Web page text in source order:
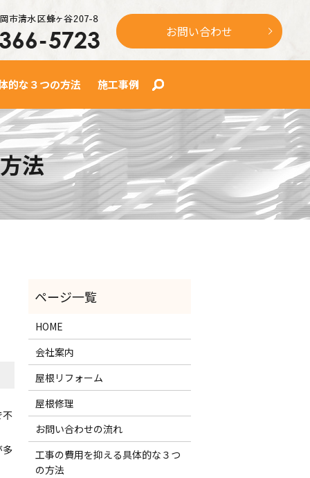
お問い合わせ
的な３つの方法 施工事例 search
法
不
多
HOME
会社案内
屋根リフォーム
屋根修理
お問い合わせの流れ
工事の費用を抑える具体的な３つ
の方法